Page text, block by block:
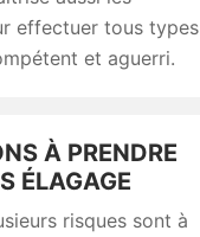
effectuer tous types
et aguerri.
À PRENDRE
ÉLAGAGE
risques sont à